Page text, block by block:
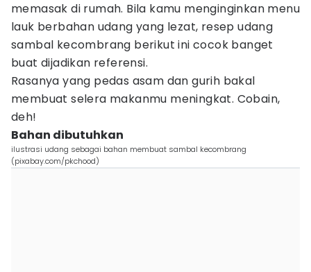
memasak di rumah. Bila kamu menginginkan menu
lauk berbahan udang yang lezat, resep udang
sambal kecombrang berikut ini cocok banget
buat dijadikan referensi.
Rasanya yang pedas asam dan gurih bakal
membuat selera makanmu meningkat. Cobain,
deh!
Bahan dibutuhkan
ilustrasi udang sebagai bahan membuat sambal kecombrang
(pixabay.com/pkchood)